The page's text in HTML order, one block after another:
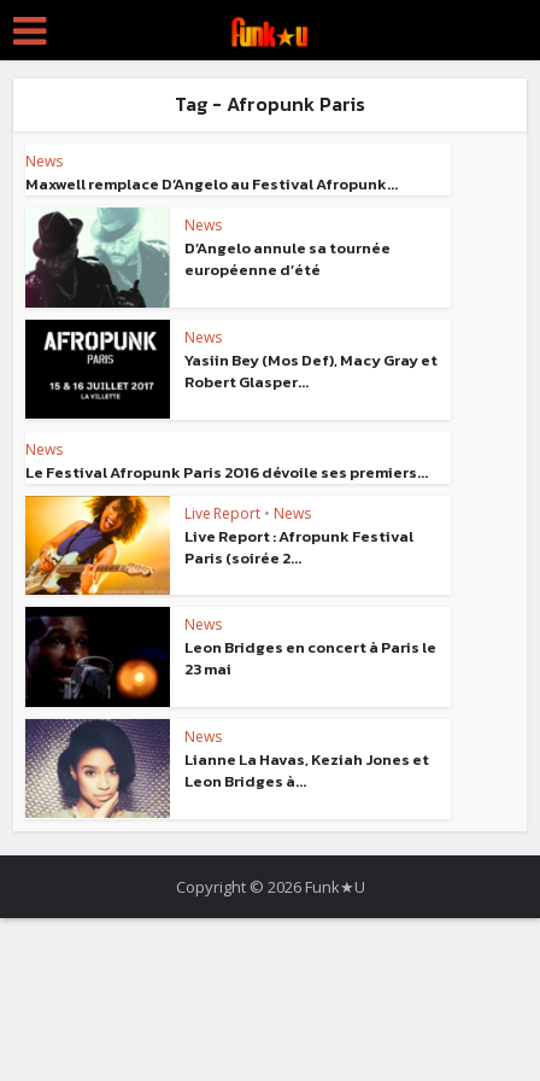
Tag - Afropunk Paris
News
Maxwell remplace D’Angelo au Festival Afropunk...
News
D’Angelo annule sa tournée
européenne d’été
News
Yasiin Bey (Mos Def), Macy Gray et
Robert Glasper...
News
Le Festival Afropunk Paris 2016 dévoile ses premiers...
Live Report • News
Live Report : Afropunk Festival
Paris (soirée 2...
News
Leon Bridges en concert à Paris le
23 mai
News
Lianne La Havas, Keziah Jones et
Leon Bridges à...
Copyright © 2026 Funk★U